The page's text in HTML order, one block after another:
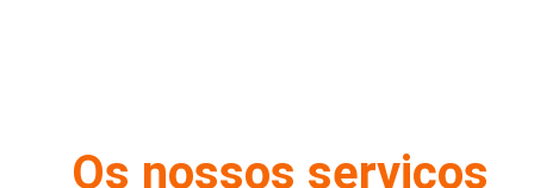
Os nossos serviços